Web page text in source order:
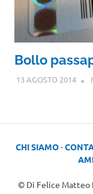
Bollo
13 AGOSTO 2014
CHI SIAMO-
© Di Felice Matteo